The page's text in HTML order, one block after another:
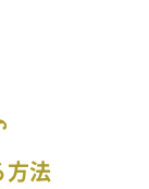
法